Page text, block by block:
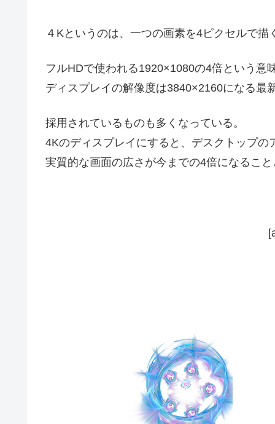
４Kというのは、一つの画素を4ピクセルで描
フルHDで使われる1920×1080の4倍という意
ディスプレイの解像度は3840×2160になる最
採用されているものも多くなっている。
4Kのディスプレイにすると、デスクトップ
実質的な画面の広さが今までの4倍になるこ